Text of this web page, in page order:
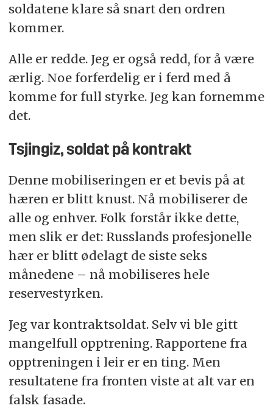
soldatene klare så snart den ordren
kommer.
Alle er redde. Jeg er også redd, for å være
ærlig. Noe forferdelig er i ferd med å
komme for full styrke. Jeg kan fornemme
det.
Tsjingiz, soldat på kontrakt
Denne mobiliseringen er et bevis på at
hæren er blitt knust. Nå mobiliserer de
alle og enhver. Folk forstår ikke dette,
men slik er det: Russlands profesjonelle
hær er blitt ødelagt de siste seks
månedene – nå mobiliseres hele
reservestyrken.
Jeg var kontraktsoldat. Selv vi ble gitt
mangelfull opptrening. Rapportene fra
opptreningen i leir er en ting. Men
resultatene fra fronten viste at alt var en
falsk fasade.